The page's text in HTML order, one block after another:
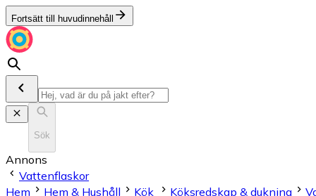
Fortsätt till huvudinnehåll
Sök
Annons
Vattenflaskor
Hem
Hem & Hushåll Kök Köksredskap & dukning